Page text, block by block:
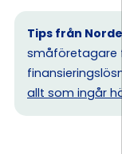
Tips från
småföretagare
allt som ingår